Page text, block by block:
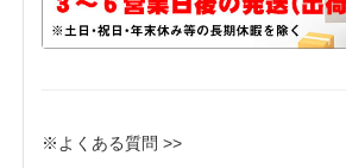
※よくある質問 >>